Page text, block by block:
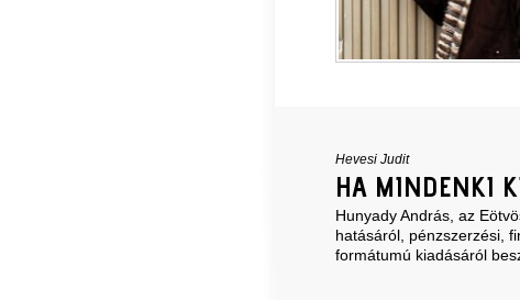
Hevesi Judit
HA MINDENKI
Hunyady András, az
hatásáról, pénzszerzési,
formátumú kiadásáról